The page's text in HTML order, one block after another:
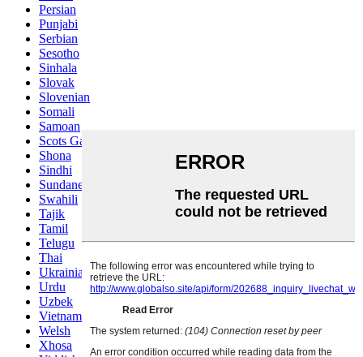
Persian
Punjabi
Serbian
Sesotho
Sinhala
Slovak
Slovenian
Somali
Samoan
Scots Gaelic
Shona
Sindhi
Sundanese
Swahili
Tajik
Tamil
Telugu
Thai
Ukrainian
Urdu
Uzbek
Vietnamese
Welsh
Xhosa